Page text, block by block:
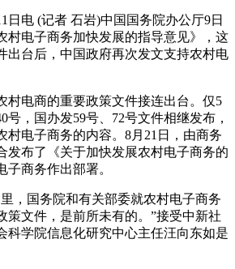
电 (记者 石岩)中国国务院办公厅9日
村电子商务加快发展的指导意见》，这
出台后，中国政府再次发文支持农村电
电商的重要政策文件接连出台。仅5
号，国办发59号、72号文件相继发布，
村电子商务的内容。8月21日，由商务
发布了《关于加快发展农村电子商务的
商务作出部署。
国务院和有关部委就农村电子商务
策文件，是前所未有的。”接受中新社
科学院信息化研究中心主任汪向东如是